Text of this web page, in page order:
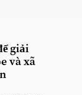
giải
và xã